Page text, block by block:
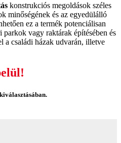
konstrukciós megoldások széles
minőségének és az egyedülálló
ez a termék potenciálisan
parkok vagy raktárak építésében és
a családi házak udvarán, illetve